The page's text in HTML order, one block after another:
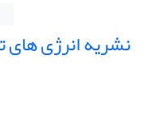
نشریه انرژی های